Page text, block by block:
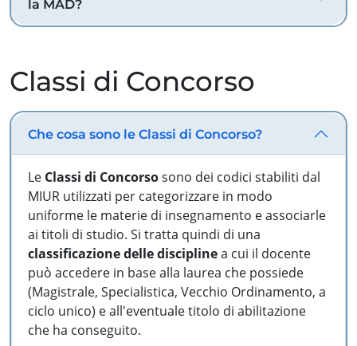
la MAD?
Classi di Concorso
Che cosa sono le Classi di Concorso?
Le Classi di Concorsosono dei codici stabiliti dal
MIUR utilizzati per categorizzare in modo
uniforme le materie di insegnamento e associarle
ai titoli di studio. Si tratta quindi di una
classificazione delle disciplinea cui il docente
può accedere in base alla laurea che possiede
(Magistrale, Specialistica, Vecchio Ordinamento, a
ciclo unico) e all'eventuale titolo di abilitazione
che ha conseguito.